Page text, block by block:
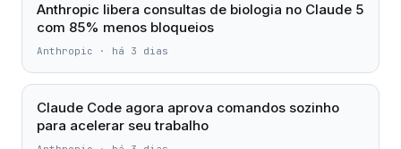
Anthropic libera consultas de biologia no Claude 5
com 85% menos bloqueios
Anthropic · há 3 dias
Claude Code agora aprova comandos sozinho
para acelerar seu trabalho